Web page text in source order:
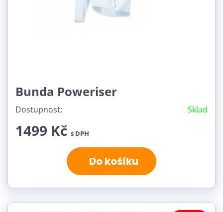
Bunda Poweriser
Dostupnost: Sklad
1499 Kč s DPH
Do košíku